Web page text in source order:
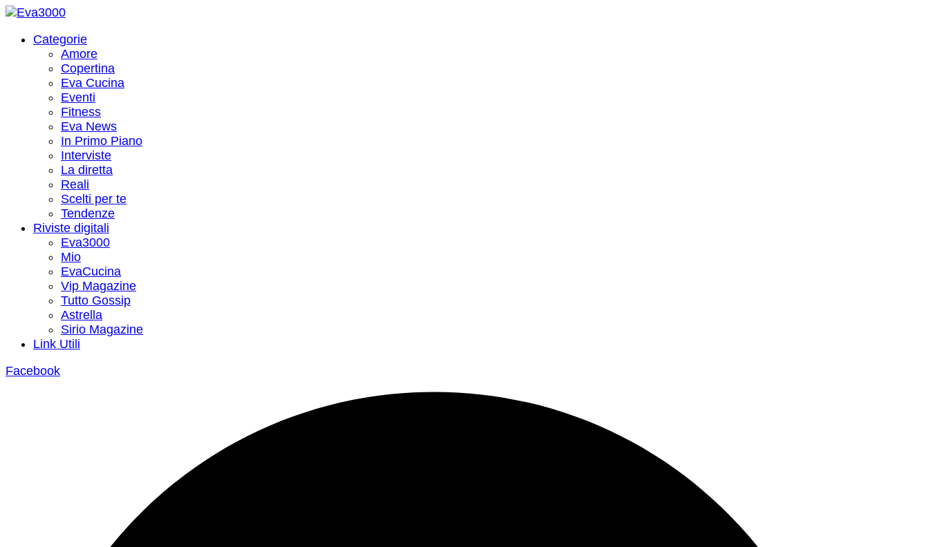
Categorie
Amore
Copertina
Eva Cucina
Eventi
Fitness
Eva News
In Primo Piano
Interviste
La diretta
Reali
Scelti per te
Tendenze
Riviste digitali
Eva3000
Mio
EvaCucina
Vip Magazine
Tutto Gossip
Astrella
Sirio Magazine
Link Utili
Facebook